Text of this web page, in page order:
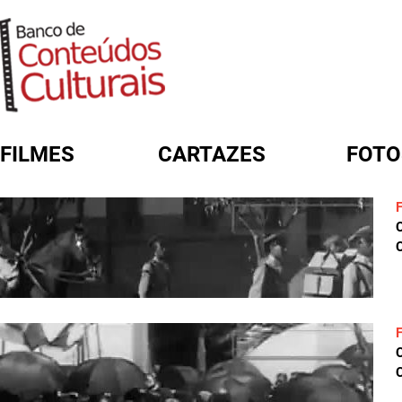
FILMES CARTAZES
FORMULÁRIO DE BUSCA